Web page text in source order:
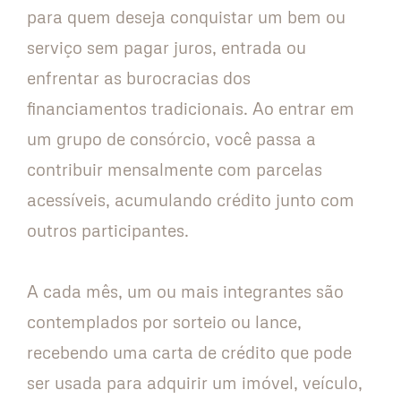
para quem deseja conquistar um bem ou
serviço sem pagar juros, entrada ou
enfrentar as burocracias dos
financiamentos tradicionais. Ao entrar em
um grupo de consórcio, você passa a
contribuir mensalmente com parcelas
acessíveis, acumulando crédito junto com
outros participantes.
A cada mês, um ou mais integrantes são
contemplados por sorteio ou lance,
recebendo uma carta de crédito que pode
ser usada para adquirir um imóvel, veículo,